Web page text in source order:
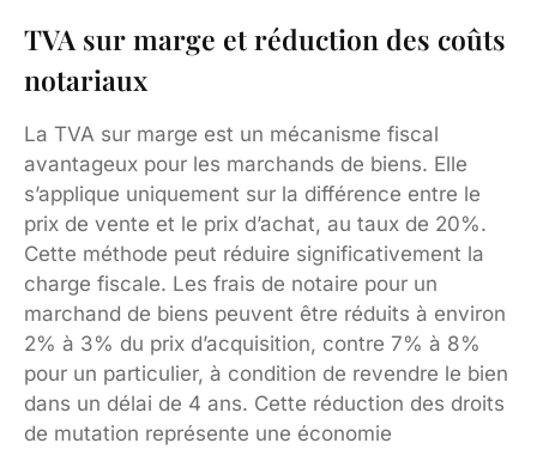
TVA sur marge et réduction des coûts
notariaux
La TVA sur marge est un mécanisme fiscal
avantageux pour les marchands de biens. Elle
s’applique uniquement sur la différence entre le
prix de vente et le prix d’achat, au taux de 20%.
Cette méthode peut réduire significativement la
charge fiscale. Les frais de notaire pour un
marchand de biens peuvent être réduits à environ
2% à 3% du prix d’acquisition, contre 7% à 8%
pour un particulier, à condition de revendre le bien
dans un délai de 4 ans. Cette réduction des droits
de mutation représente une économie